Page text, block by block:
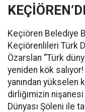
Keçiören Belediye
Keçiörenlileri Türk
Özarslan “Türk
yeniden kök
yanından yükselen
dirliğimizin nişanesi
Dünyası Şöleni ile